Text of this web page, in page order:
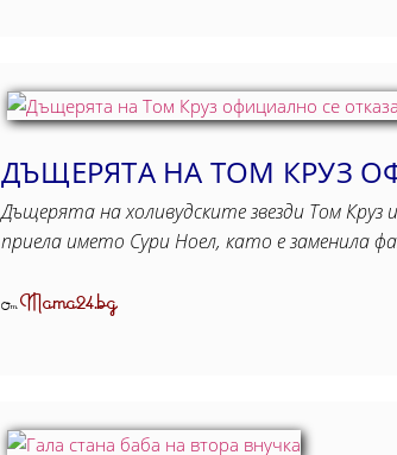
ДЪЩЕРЯТА НА ТОМ КРУЗ
Дъщерята на холивудските звезди Том
приела името Сури Ноел, като е заменила
ОтMama24.bg